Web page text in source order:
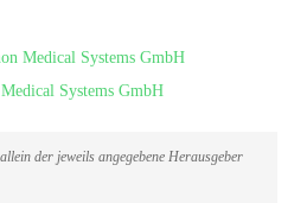
Medical Systems GmbH
Systems GmbH
der jeweils angegebene Herausgeber